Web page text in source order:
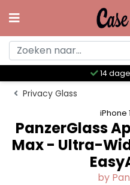
Meer dan
Privacy Glass
iPhone
PanzerGlass
Max - Ultra-
by